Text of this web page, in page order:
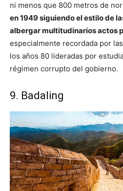
ni menos que 800 metros de
en 1949 siguiendo el estilo de
albergar multitudinarios actos
especialmente recordada por
los años 80 lideradas por
régimen corrupto del gobierno.
9. Badaling